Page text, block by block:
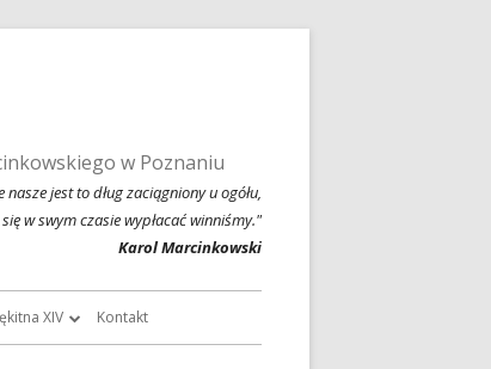
w Poznaniu
nasze jest to dług zaciągniony u ogółu,
w swym czasie wypłacać winniśmy."
Karol Marcinkowski
XIV Kontakt